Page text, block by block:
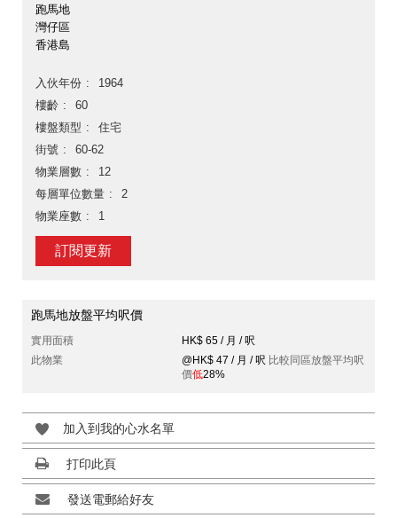
跑馬地
灣仔區
香港島
入伙年份
1964
樓齡
60
樓盤類型
住宅
街號
60-62
物業層數
12
每層單位數量
2
物業座數
1
訂閱更新
跑馬地放盤平均呎價
實用面積
HK$ 65 / 月 / 呎
此物業
@HK$ 47 / 月 / 呎 比較同區放盤平均呎
價低28%
加入到我的心水名單
打印此頁
發送電郵給好友